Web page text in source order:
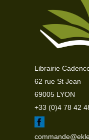
Librairie
62 rue St Jean
69005 LYON
+33 (0)4 78 42